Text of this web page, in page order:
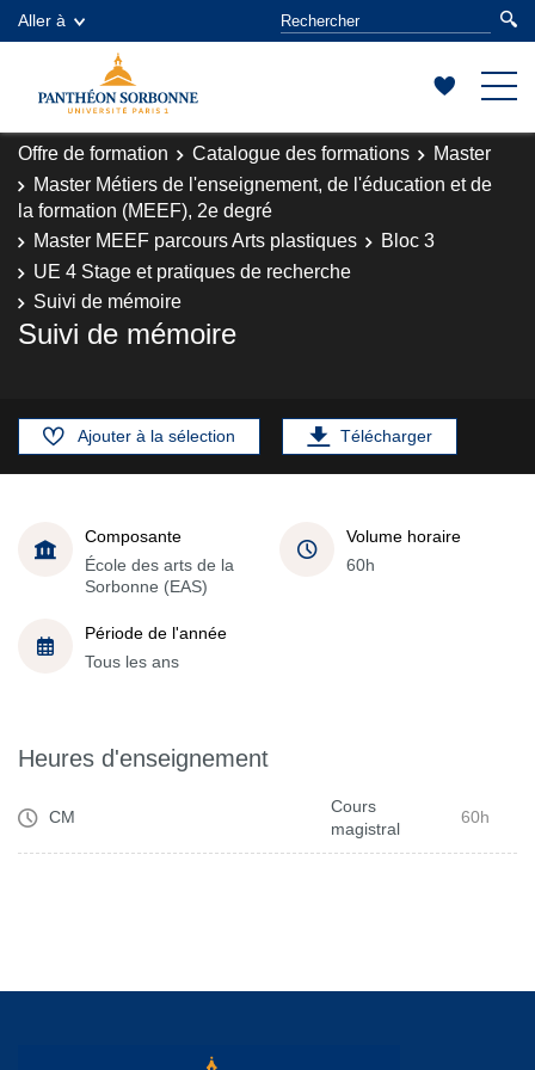
Aller à
Offre de formation Catalogue des formations
Master
Master Métiers de l'enseignement, de l'éducation et de
la formation (MEEF), 2e degré
Master MEEF parcours Arts plastiques
Bloc 3
UE 4 Stage et pratiques de recherche
Suivi de mémoire
Suivi de mémoire
Ajouter à la sélection Télécharger
Composante
École des arts de la
Sorbonne (EAS)
Volume horaire
60h
Période de l'année
Tous les ans
Heures d'enseignement
CM
Cours
magistral
60h